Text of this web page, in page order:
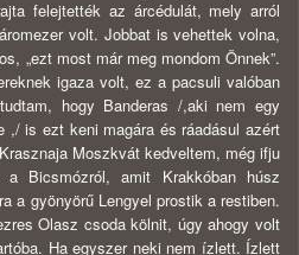
felejtették az árcédulát, mely arról
volt. Jobbat is vehettek volna,
„ezt most már meg mondom Önnek”.
igaza volt, ez a pacsuli valóban
hogy Banderas /,aki nem egy
,/ is ezt keni magára és ráadásul azért
Moszkvát kedveltem, még ifju
Bicsmózról, amit Krakkóban húsz
a gyönyörű Lengyel prostik a restiben.
Olasz csoda kölnit, úgy ahogy volt
Ha egyszer neki nem ízlett. Ízlett